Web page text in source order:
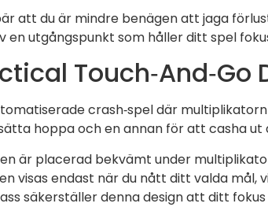
att du är mindre benägen att jaga
en utgångspunkt som håller ditt spel
Touch‑And‑Go
crash‑spel där
hoppa och en annan för att casha
är placerad bekvämt under
visas endast när du nått ditt valda mål,
säkerställer denna design att ditt